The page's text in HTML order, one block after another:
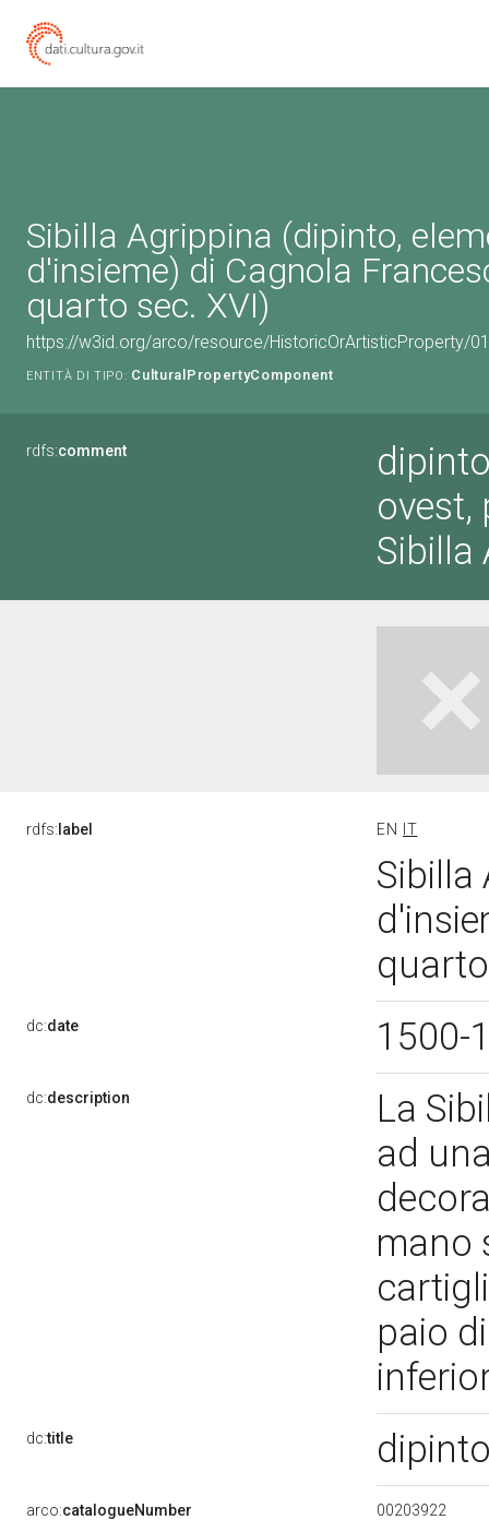
Sibilla Agrippina (dipinto,
d'insieme) di Cagnola
quarto sec. XVI)
https://w3id.org/arco/resource/HistoricOrArtisticProperty/
ENTITÀ DI TIPO: CulturalPropertyComponent
rdfs:comment
ovest,
Sibilla
rdfs: label EN IT
Sibilla
dc:date 1500-
dc:description
La
ad
mano
paio
dc:title
arco:catalogueNumber 00203922